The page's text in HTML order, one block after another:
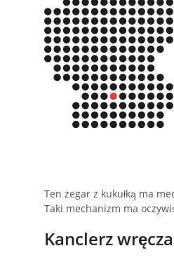
Ten zegar z kukułką ma
Taki mechanizm ma
Kanclerz